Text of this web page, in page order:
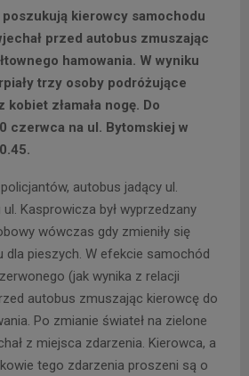
kierowcy samochodu
przed autobus zmuszając
hamowania. W wyniku
trzy osoby podróżujące
złamała nogę. Do
czerwca na ul. Bytomskiej w
autobus jadący ul.
Kasprowicza był wyprzedzany
wówczas gdy zmieniły się
dla pieszych. W efekcie samochód
(jak wynika z relacji
autobus zmuszając kierowcę do
Po zmianie świateł na zielone
z miejsca zdarzenia. Kierowca, a
tego zdarzenia proszeni są o